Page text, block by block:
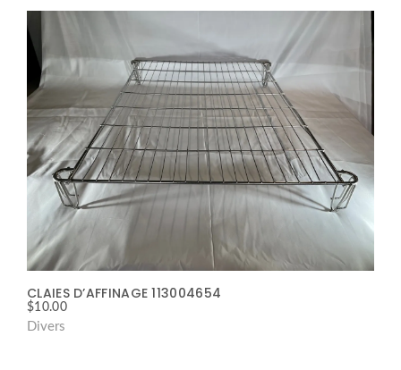
CLAIES D’AFFINAGE 113004654
$10.00
Divers